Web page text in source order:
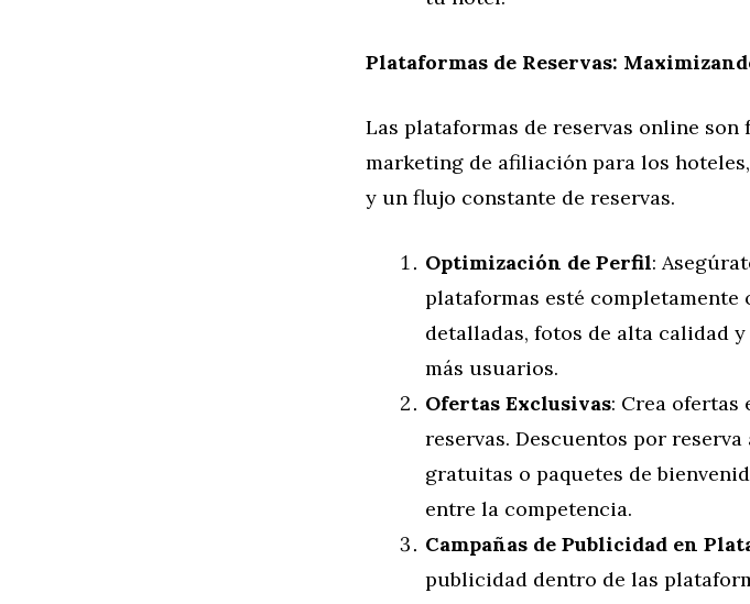
Plataformas de Reservas:
Las plataformas de reservas online
marketing de afiliación para los
y un flujo constante de reservas.
Optimización de Perfil:
plataformas esté
detalladas, fotos de alta calidad
más usuarios.
Ofertas Exclusivas: Crea ofertas
reservas. Descuentos por
gratuitas o paquetes de
entre la competencia.
Campañas de Publicidad en
publicidad dentro de las